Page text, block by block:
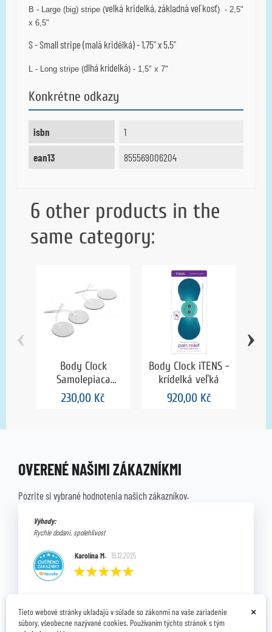
B - Large (big) stripe (velká kridelká, základná veľkosť) - 2,5"
x 6,5"
S - Small stripe (malá kridélká) - 1,75" x 5,5"
L - Long stripe (dlhá krídelká) - 1,5" x 7"
Konkrétne odkazy
isbn 1
ean13 855569006204
6 other products in the
same category:
Body Clock
Samolepiaca
podložka s
elektródami -
230,00 Kč
Body Clock iTENS -
krídelká veľká
920,00 Kč
‹ ›
OVERENÉ NAŠIMI ZÁKAZNÍKMI
Pozrite si vybrané hodnotenia našich zákazníkov.
Výhody:
Rychle dodani, spolehlivost
Karolína M. 19.12.2025
Celkový názor:
×
Tieto webové stránky ukladajú v súlade so zákonmi na vaše zariadenie
súbory, všeobecne nazývané cookies. Používaním týchto stránok s tým